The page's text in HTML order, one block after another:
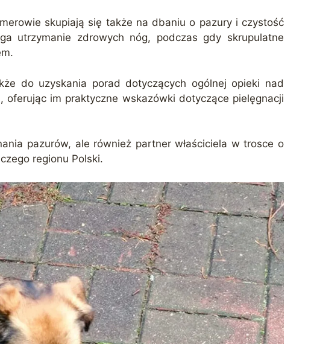
skupiają się także na dbaniu o pazury i czystość
utrzymanie zdrowych nóg, podczas gdy skrupulatne
do uzyskania porad dotyczących ogólnej opieki nad
im praktyczne wskazówki dotyczące pielęgnacji
pazurów, ale również partner właściciela w trosce o
regionu Polski.